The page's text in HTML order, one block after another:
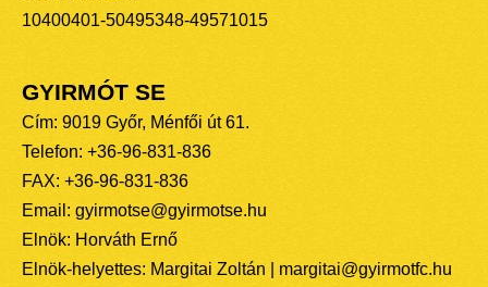
10400401-50495348-49571015
GYIRMÓT SE
Cím: 9019 Győr, Ménfői út 61.
Telefon: +36-96-831-836
FAX: +36-96-831-836
Email: gyirmotse@gyirmotse.hu
Elnök: Horváth Ernő
Elnök-helyettes: Margitai Zoltán | margitai@gyirmotfc.hu